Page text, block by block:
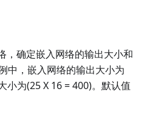
，确定嵌入网络的输出大小和
中，嵌入网络的输出大小为
小为(25 X 16 = 400)。默认值